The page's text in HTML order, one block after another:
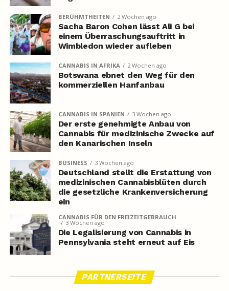
BERÜHMTHEITEN 2 Wochen ago
Sacha Baron Cohen lässt Ali G bei
einem Überraschungsauftritt in
Wimbledon wieder aufleben
CANNABIS IN AFRIKA 2 Wochen ago
Botswana ebnet den Weg für den
kommerziellen Hanfanbau
CANNABIS IN SPANIEN 3 Wochen ago
Der erste genehmigte Anbau von
Cannabis für medizinische Zwecke auf
den Kanarischen Inseln
BUSINESS 3 Wochen ago
Deutschland stellt die Erstattung von
medizinischen Cannabisblüten durch
die gesetzliche Krankenversicherung
ein
CANNABIS FÜR DEN FREIZEITGEBRAUCH
3 Wochen ago
Die Legalisierung von Cannabis in
Pennsylvania steht erneut auf Eis
PARTNERSEITE